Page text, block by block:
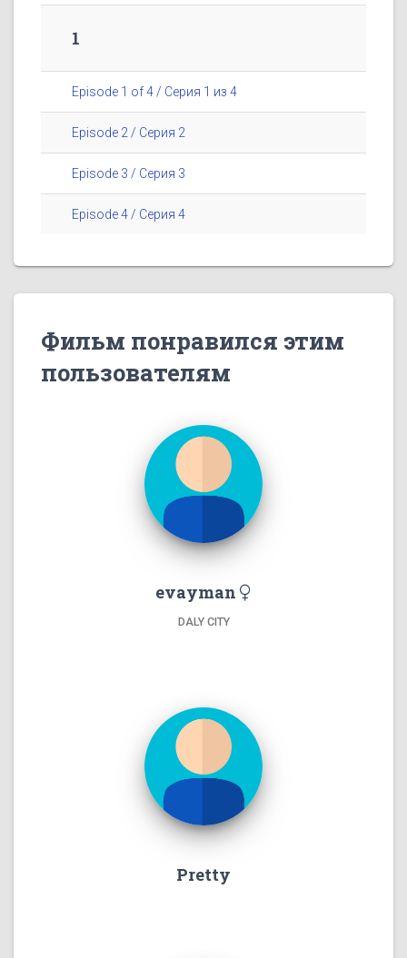
1
Episode 1 of 4 / Серия 1 из 4
Episode 2 / Серия 2
Episode 3 / Серия 3
Episode 4 / Серия 4
Фильм понравился этим
пользователям
evayman
DALY CITY
Pretty